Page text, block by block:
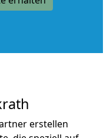
erstellen